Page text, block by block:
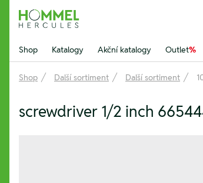
Hommel Hercules
Shop Katalogy Akční katalogy Outlet%
Shop Další sortiment Další sortiment
screwdriver 1/2 inch